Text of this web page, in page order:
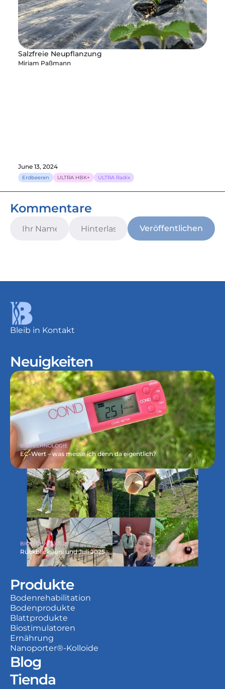
Salzfreie Neupflanzung
Miriam Paßmann
June 13, 2024
Erdbeeren ULTRA HBK+ ULTRA Radix
Kommentare
Veröffentlichen
Neuigkeiten
BIOTECHNOLOGIE
EC-Wert – was messe ich denn da eigentlich?
BIOTECHNOLOGIE
Rückblick Juni und Juli 2025
Bleib in Kontakt
Produkte
Bodenrehabilitation
Bodenprodukte
Blattprodukte
Biostimulatoren
Ernährung
Nanoporter®-Kolloide
Blog
Tienda